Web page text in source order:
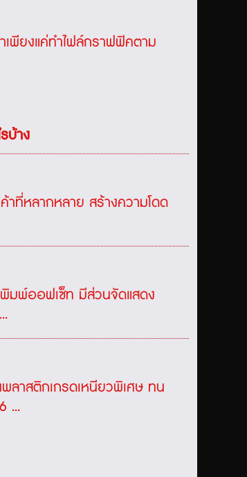
เพียงแค่ทำไฟล์กราฟฟิคตาม
บ้าง
าที่หลากหลาย สร้างความโดด
พิมพ์ออฟเซ็ท มีส่วนจัดแสดง
ลาสติกเกรดเหนียวพิเศษ ทน
...